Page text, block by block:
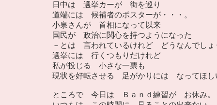
日中は 選挙カーが 街を巡り
道端には 候補者のポスターが・・・。
小泉さんが 首相になって以来
国民が 政治に関心を持つようになった
－とは 言われているけれど どうなんでしょ
選挙には 行くつもりだけれど
私が投じる 小さな一票も
現状を好転させる 足がかりには なってほし
ところで 今日は Ｂａｎｄ練習が お休み。